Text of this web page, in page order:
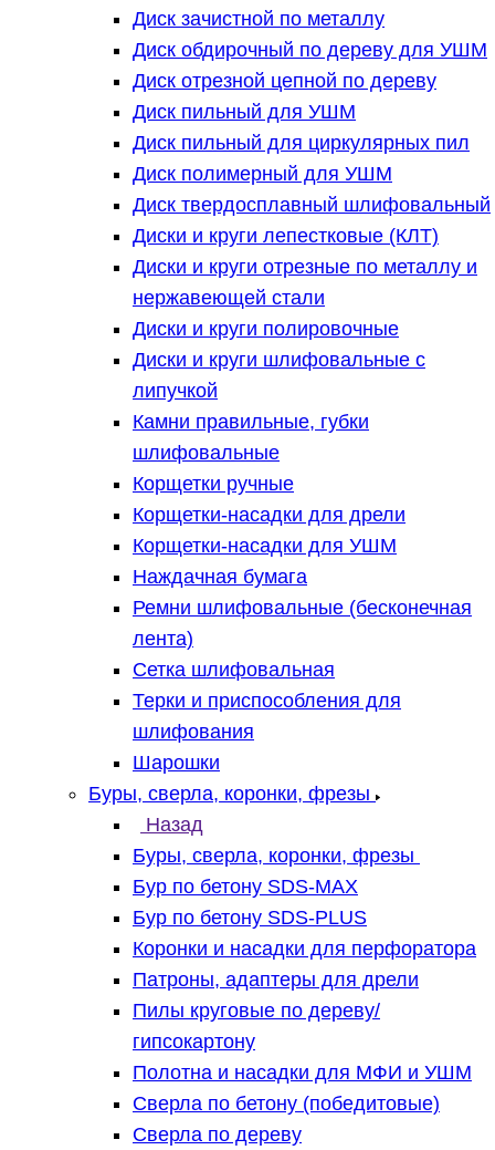
Диск зачистной по металлу
Диск обдирочный по дереву для УШМ
Диск отрезной цепной по дереву
Диск пильный для УШМ
Диск пильный для циркулярных пил
Диск полимерный для УШМ
Диск твердосплавный шлифовальный
Диски и круги лепестковые (КЛТ)
Диски и круги отрезные по металлу и
нержавеющей стали
Диски и круги полировочные
Диски и круги шлифовальные с
липучкой
Камни правильные, губки
шлифовальные
Корщетки ручные
Корщетки-насадки для дрели
Корщетки-насадки для УШМ
Наждачная бумага
Ремни шлифовальные (бесконечная
лента)
Сетка шлифовальная
Терки и приспособления для
шлифования
Шарошки
Буры, сверла, коронки, фрезы
Назад
Буры, сверла, коронки, фрезы
Бур по бетону SDS-MAX
Бур по бетону SDS-PLUS
Коронки и насадки для перфоратора
Патроны, адаптеры для дрели
Пилы круговые по дереву/
гипсокартону
Полотна и насадки для МФИ и УШМ
Сверла по бетону (победитовые)
Сверла по дереву